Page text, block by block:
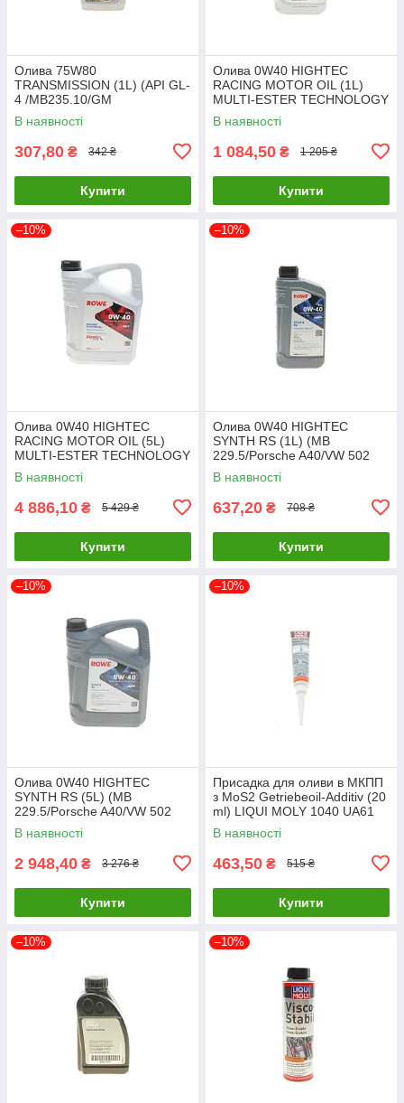
Олива 75W80
TRANSMISSION (1L) (API GL-
4 /MB235.10/GM
1940182/FORD WSD
M2C200-D) SOLGY 504035
В наявності
307,80 ₴ 342 ₴
Купити
Олива 0W40 HIGHTEC
RACING MOTOR OIL (1L)
MULTI-ESTER TECHNOLOGY
ROWE 20092-0010-99 UA61
В наявності
1 084,50 ₴ 1 205 ₴
Купити
–10%
Олива 0W40 HIGHTEC
RACING MOTOR OIL (5L)
MULTI-ESTER TECHNOLOGY
ROWE 20092-0050-99 UA61
В наявності
4 886,10 ₴ 5 429 ₴
Купити
–10%
Олива 0W40 HIGHTEC
SYNTH RS (1L) (MB
229.5/Porsche A40/VW 502
00/505 00) (ACEA A3/B4) (API
20020-0010-99 UA61
В наявності
637,20 ₴ 708 ₴
Купити
–10%
Олива 0W40 HIGHTEC
SYNTH RS (5L) (MB
229.5/Porsche A40/VW 502
00/505 00) (ACEA A3/B4) (API
20020-0050-99 UA61
В наявності
2 948,40 ₴ 3 276 ₴
Купити
–10%
Присадка для оливи в МКПП
з MoS2 Getriebeoil-Additiv (20
ml) LIQUI MOLY 1040 UA61
В наявності
463,50 ₴ 515 ₴
Купити
–10% –10%